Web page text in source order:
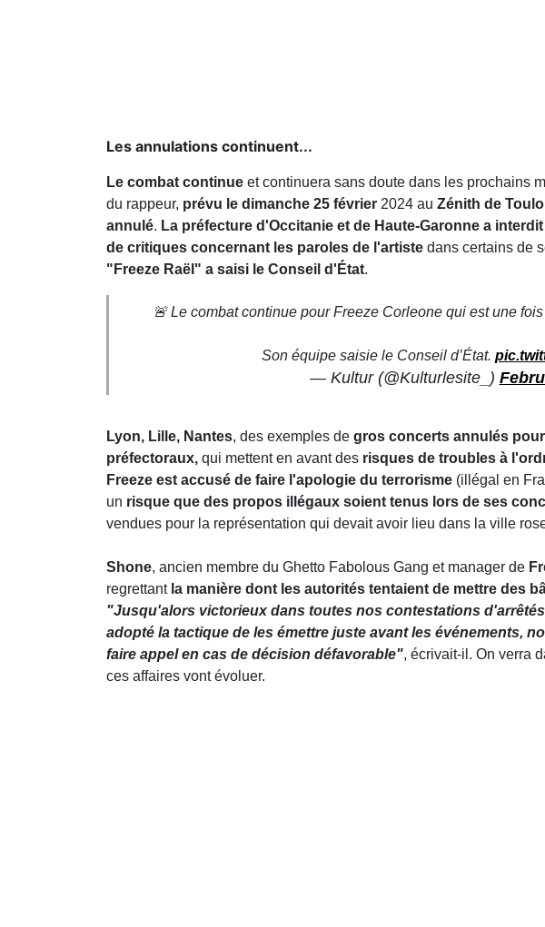
Les annulations continuent...
Le combat continue et continuera sans doute dans les prochains
du rappeur, prévu le dimanche 25 février 2024 au Zénith de
annulé. La préfecture d'Occitanie et de Haute-Garonne a
de critiques concernant les paroles de l'artiste dans certains de
"Freeze Raël" a saisi le Conseil d'État.
🚨 Le combat continue pour Freeze Corleone qui est une
Son équipe saisie le Conseil d’État.
— Kultur (@Kulturlesite_)
Lyon, Lille, Nantes, des exemples de gros concerts annulés
préfectoraux, qui mettent en avant des risques de troubles à
Freeze est accusé de faire l'apologie du terrorisme (illégal en
un risque que des propos illégaux soient tenus lors de ses
vendues pour la représentation qui devait avoir lieu dans la ville
Shone, ancien membre du Ghetto Fabolous Gang et manager de
regrettant la manière dont les autorités tentaient de mettre des
"Jusqu'alors victorieux dans toutes nos contestations
adopté la tactique de les émettre juste avant les événements,
faire appel en cas de décision défavorable", écrivait-il. On verra
ces affaires vont évoluer.